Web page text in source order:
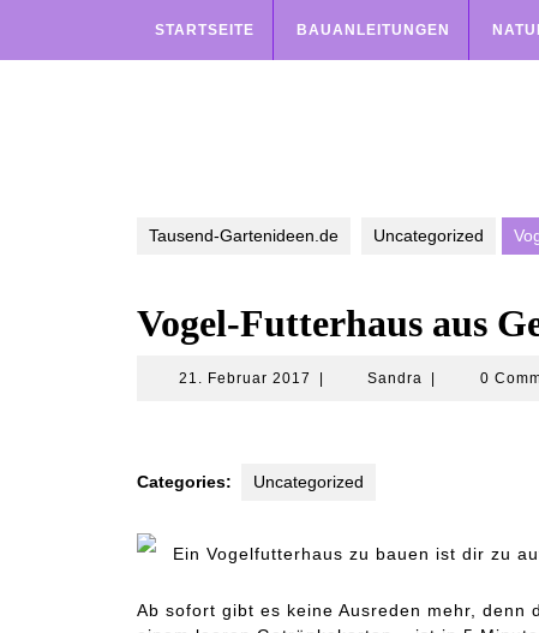
content
STARTSEITE BAUANLEITUNGEN
Tausend-Gartenideen.de Uncategorized
Vogel-Futterhaus aus
21. Februar 2017 21.
| Sandra Sandra
| 0
Categories: Uncategorized
Ein Vogelfutterhaus zu bauen ist dir zu
Ab sofort gibt es keine Ausreden mehr,